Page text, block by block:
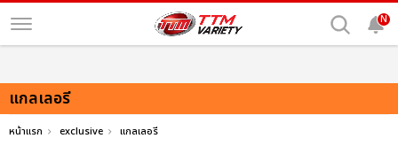
N
แกลเลอรี
หน้าแรก exclusive แกลเลอรี